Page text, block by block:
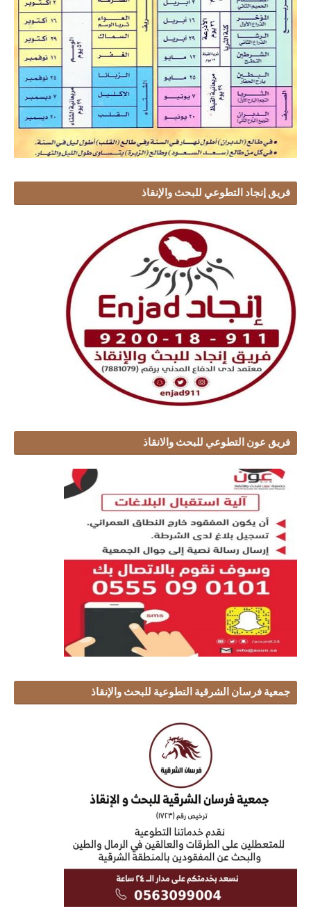
فريق إنجاد التطوعي للبحث والإنقاذ
فريق عون التطوعي للبحث والانقاذ
جمعية فرسان الشرقية التطوعية للبحث والإنقاذ